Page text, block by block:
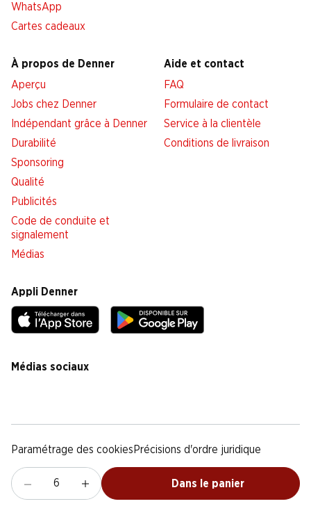
Dans le panier
WhatsApp
Cartes cadeaux
À propos de Denner
Aperçu
Jobs chez Denner
Indépendant grâce à Denner
Durabilité
Sponsoring
Qualité
Publicités
Code de conduite et
signalement
Médias
Aide et contact
FAQ
Formulaire de contact
Service à la clientèle
Conditions de livraison
Appli Denner
Médias sociaux
Paramétrage des cookies Précisions d'ordre juridique
Déclaration de protection des donnéesNotice légaleCG